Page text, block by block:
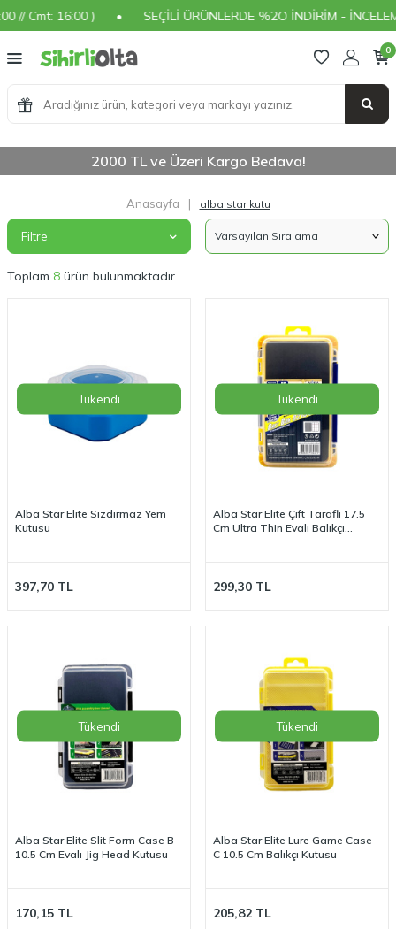
// Cmt: 16:00 ) SEÇİLİ ÜRÜNLERDE %2O İNDİRİM -
0
2000 TL ve Üzeri Kargo Bedava!
Anasayfa | alba star kutu
Filtre
Toplam 8 ürün bulunmaktadır.
Tükendi
Alba Star Elite Sızdırmaz Yem
Kutusu
397,70 TL
Tükendi
Alba Star Elite Çift Taraflı 17.5
Cm Ultra Thin Evalı Balıkçı
299,30 TL
Tükendi
Alba Star Elite Slit Form Case B
10.5 Cm Evalı Jig Head Kutusu
170,15 TL
Tükendi
Alba Star Elite Lure Game Case
C 10.5 Cm Balıkçı Kutusu
205,82 TL